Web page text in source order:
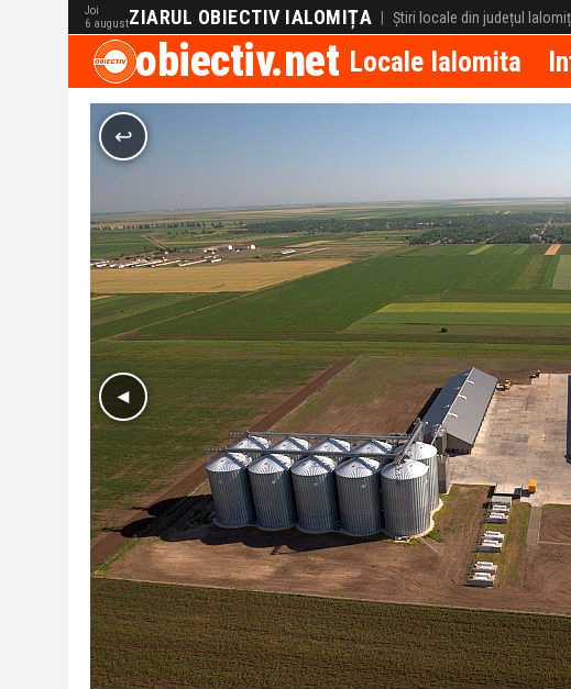
Joi
6 augustZIARUL OBIECTIV IALOMIȚA | Știri locale din județul
obiectiv.net Locale Ialomita